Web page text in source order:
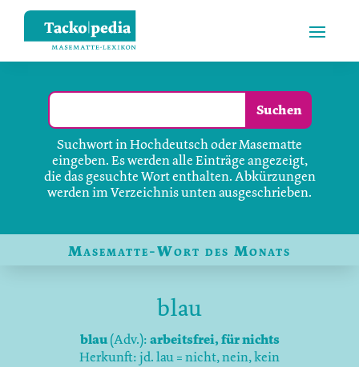
Suchwort in Hochdeutsch oder Masematte
eingeben. Es werden alle Einträge angezeigt,
die das gesuchte Wort enthalten. Abkürzungen
werden im Verzeichnis unten ausgeschrieben.
Masematte-Wort des Monats
blau
blau(Adv.):arbeitsfrei, für nichts
Herkunft: jd. lau = nicht, nein, kein